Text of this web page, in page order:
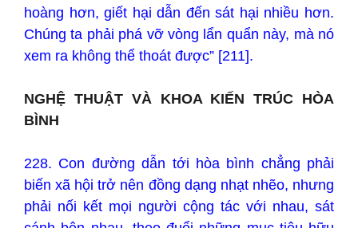
hoàng hơn, giết hại dẫn đến sát hại nhiều hơn.
Chúng ta phải phá vỡ vòng lẩn quẩn này, mà nó
xem ra không thể thoát được” [211].
NGHỆ THUẬT VÀ KHOA KIẾN TRÚC HÒA
BÌNH
228. Con đường dẫn tới hòa bình chẳng phải
biến xã hội trở nên đồng dạng nhạt nhẽo, nhưng
phải nối kết mọi người cộng tác với nhau, sát